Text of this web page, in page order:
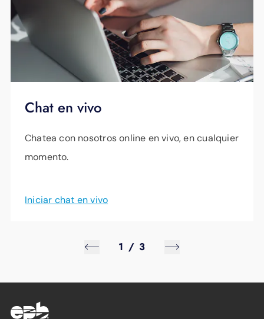
eléctrico que haya recibido de EPB Energy. Su
obligación al aceptar el servicio de EPB
Energy está sujeta a cualquier enmienda o
modificación futura de las tarifas, reglas,
regulaciones, políticas y procedimientos.
Chat en vivo
Chatea con nosotros online en vivo, en cualquier
momento.
Iniciar chat en vivo
1 / 3